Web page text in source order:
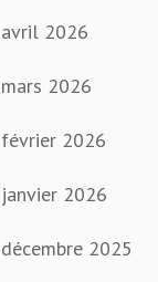
avril 2026
mars 2026
février 2026
janvier 2026
décembre 2025